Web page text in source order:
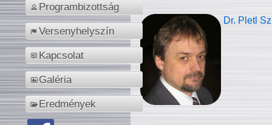
Programbizottság
Versenyhelyszín
Kapcsolat
Galéria
Eredmények
Dr. Pletl